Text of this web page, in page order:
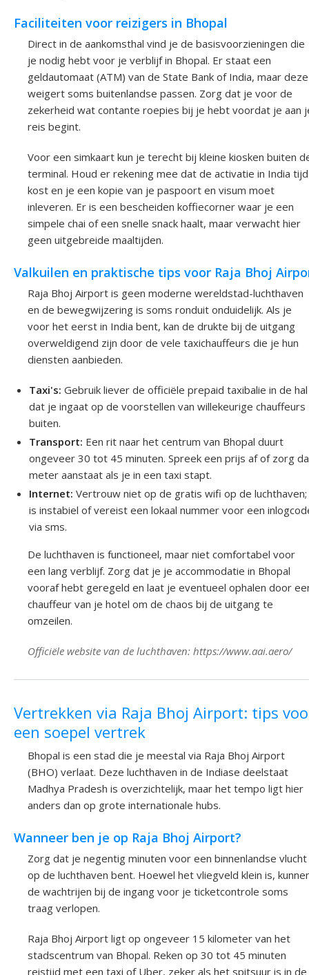
Faciliteiten voor reizigers in Bhopal
Direct in de aankomsthal vind je de basisvoorzieningen die
je nodig hebt voor je verblijf in Bhopal. Er staat een
geldautomaat (ATM) van de State Bank of India, maar deze
weigert soms buitenlandse passen. Zorg dat je voor de
zekerheid wat contante roepies bij je hebt voordat je aan
reis begint.
Voor een simkaart kun je terecht bij kleine kiosken buiten
terminal. Houd er rekening mee dat de activatie in India tijd
kost en je een kopie van je paspoort en visum moet
inleveren. Er is een bescheiden koffiecorner waar je een
simpele chai of een snelle snack haalt, maar verwacht hier
geen uitgebreide maaltijden.
Valkuilen en praktische tips voor Raja Bhoj
Raja Bhoj Airport is geen moderne wereldstad-luchthaven
en de bewegwijzering is soms ronduit onduidelijk. Als je
voor het eerst in India bent, kan de drukte bij de uitgang
overweldigend zijn door de vele taxichauffeurs die je hun
diensten aanbieden.
Taxi's: Gebruik liever de officiële prepaid taxibalie in de
dat je ingaat op de voorstellen van willekeurige chauffeurs
buiten.
Transport: Een rit naar het centrum van Bhopal duurt
ongeveer 30 tot 45 minuten. Spreek een prijs af of zorg
meter aanstaat als je in een taxi stapt.
Internet: Vertrouw niet op de gratis wifi op de
is instabiel of vereist een lokaal nummer voor een
via sms.
De luchthaven is functioneel, maar niet comfortabel voor
een lang verblijf. Zorg dat je je accommodatie in Bhopal
vooraf hebt geregeld en laat je eventueel ophalen door
chauffeur van je hotel om de chaos bij de uitgang te
omzeilen.
Officiële website van de luchthaven: https://www.aai.aero/
Vertrekken via Raja Bhoj Airport: tips
een soepel vertrek
Bhopal is een stad die je meestal via Raja Bhoj Airport
(BHO) verlaat. Deze luchthaven in de Indiase deelstaat
Madhya Pradesh is overzichtelijk, maar het tempo ligt hier
anders dan op grote internationale hubs.
Wanneer ben je op Raja Bhoj Airport?
Zorg dat je negentig minuten voor een binnenlandse vlucht
op de luchthaven bent. Hoewel het vliegveld klein is,
de wachtrijen bij de ingang voor je ticketcontrole soms
traag verlopen.
Raja Bhoj Airport ligt op ongeveer 15 kilometer van het
stadscentrum van Bhopal. Reken op 30 tot 45 minuten
reistijd met een taxi of Uber, zeker als het spitsuur is in de